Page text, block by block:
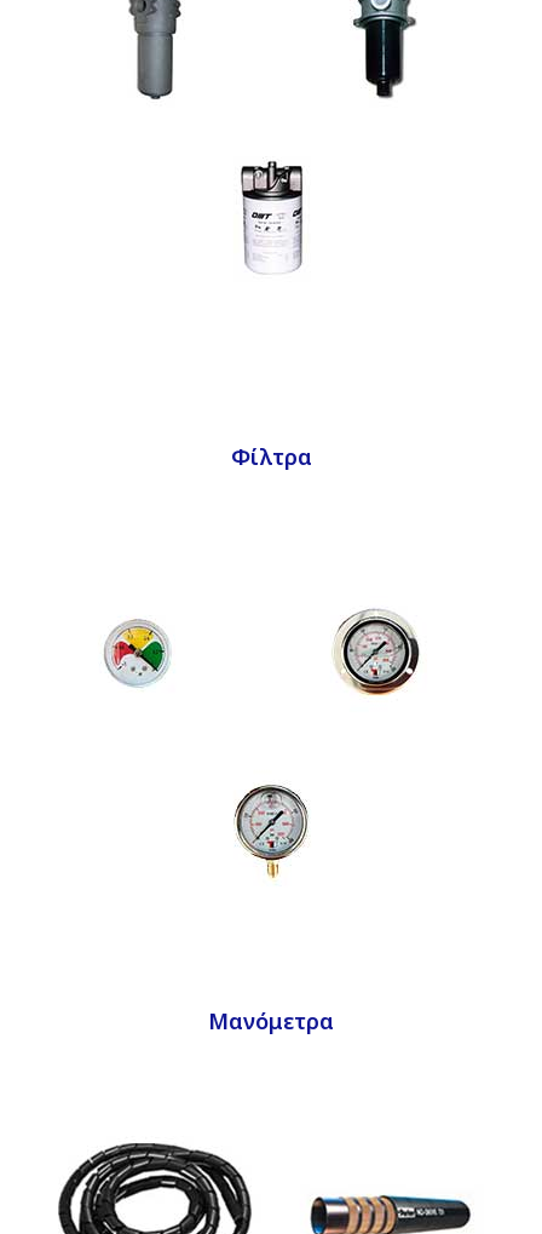
Φίλτρα
Μανόμετρα